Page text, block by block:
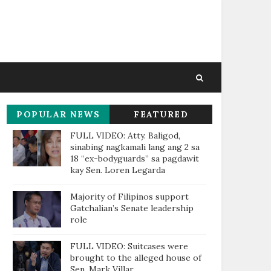
POPULAR NEWS
THIS WEEK
FEATURED
FULL VIDEO: Atty. Baligod,
sinabing nagkamali lang ang 2 sa
18 “ex-bodyguards” sa pagdawit
kay Sen. Loren Legarda
Majority of Filipinos support
Gatchalian’s Senate leadership
role
FULL VIDEO: Suitcases were
brought to the alleged house of